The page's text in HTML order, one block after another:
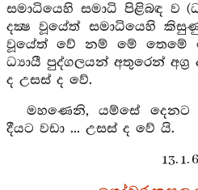
සමාධියෙහි සමාධි පිළිබඳ ව
දක්‍ෂ වූයේත් සමාධියෙහි
වූයේත් වේ නම් මේ තෙමේ
ධ්‍යායී පුද්ගලයන් අතුරෙන් අග්‍ර
ද උසස් ද වේ.
මහණෙනි, යම්සේ දෙනට
දීයට වඩා ... උසස් ද වේ යි.
13. 1.